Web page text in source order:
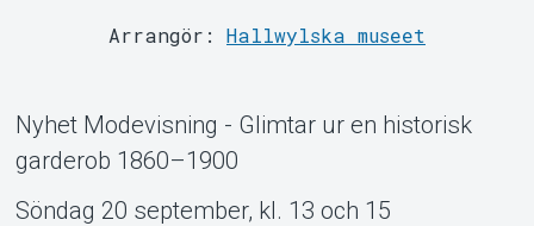
Support
Arrangör: Hallwylska museet
Nyhet Modevisning - Glimtar ur en historisk
garderob 1860–1900
Söndag 20 september, kl. 13 och 15